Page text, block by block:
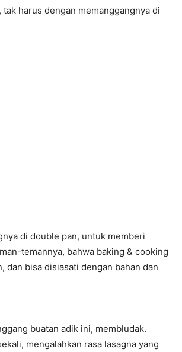
tak harus dengan memanggangnya di
di double pan, untuk memberi
temannya, bahwa baking & cooking
dan bisa disiasati dengan bahan dan
buatan adik ini, membludak.
mengalahkan rasa lasagna yang